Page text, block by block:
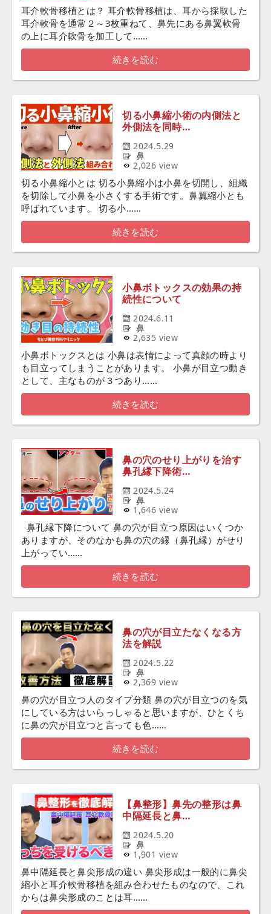
耳介軟骨移植とは？ 耳介軟骨移植は、耳から採取した
耳介軟骨を通常２～3枚重ねて、鼻先にある鼻翼軟骨
の上に耳介軟骨を加工して……
続きを読む
切る小鼻縮小術の内側法と
外側法を同時…
2024.5.29
鼻
2,026 view
切る小鼻縮小とは 切る小鼻縮小は小鼻を切開し、組織
を切除して小鼻を小さくする手術です。鼻翼縮小とも
呼ばれています。 切る小……
続きを読む
小鼻ボトックスの効果の持
続性について
2024.6.11
鼻
2,635 view
小鼻ボトックスとは 小鼻は表情によって真顔の時より
も目立ってしまうことがあります。 小鼻が目立つ動き
として、主なものが３つあり……
続きを読む
鼻の穴のせり上がりを治す
鼻孔縁下降術…
2024.5.24
鼻
1,646 view
鼻孔縁下降について 鼻の穴が目立つ原因はいくつか
ありますが、そのなかも鼻の穴の縁（鼻孔縁）がせり
上がってい……
続きを読む
鼻の穴が目立たなくなる方
法を解説
2024.5.22
鼻
2,369 view
鼻の穴が目立つ人のタイプ分類 鼻の穴が目立つのを気
にしている方はいらっしゃると思いますが、ひとくち
に鼻の穴が目立つと言っても色……
続きを読む
【鼻整形】鼻先の整形は鼻
中隔延長と鼻…
2024.5.20
鼻
1,901 view
鼻中隔延長と鼻尖形成の違い 鼻尖形成は一般的に鼻尖
縮小と耳介軟骨移植を組み合わせたものなので、これ
からは鼻尖形成のことは耳……